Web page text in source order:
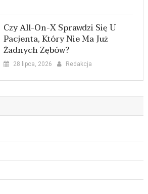
Czy All-On-X Sprawdzi Się U
Pacjenta, Który Nie Ma Już
Żadnych Zębów?
28 lipca, 2026 Redakcja